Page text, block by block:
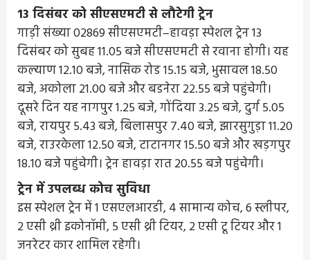
13 दिसंबर को सीएसएमटी से लौटेगी ट्रेन
गाड़ी संख्या 02869 सीएसएमटी–हावड़ा स्पेशल ट्रेन 13
दिसंबर को सुबह 11.05 बजे सीएसएमटी से रवाना होगी। यह
कल्याण 12.10 बजे, नासिक रोड 15.15 बजे, भुसावल 18.50
बजे, अकोला 21.00 बजे और बडनेरा 22.55 बजे पहुंचेगी।
दूसरे दिन यह नागपुर 1.25 बजे, गोंदिया 3.25 बजे, दुर्ग 5.05
बजे, रायपुर 5.43 बजे, बिलासपुर 7.40 बजे, झारसुगुड़ा 11.20
बजे, राउरकेला 12.50 बजे, टाटानगर 15.50 बजे और खड़गपुर
18.10 बजे पहुंचेगी। ट्रेन हावड़ा रात 20.55 बजे पहुंचेगी।
ट्रेन में उपलब्ध कोच सुविधा
इस स्पेशल ट्रेन में 1 एसएलआरडी, 4 सामान्य कोच, 6 स्लीपर,
2 एसी थ्री इकोनॉमी, 5 एसी थ्री टियर, 2 एसी टू टियर और 1
जनरेटर कार शामिल रहेगी।